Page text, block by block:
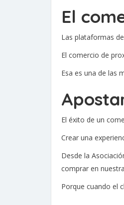
El
Las plataformas
El comercio de
Esa es una de las
El éxito de un
Crear una
Desde la
comprar en
Porque cuando el